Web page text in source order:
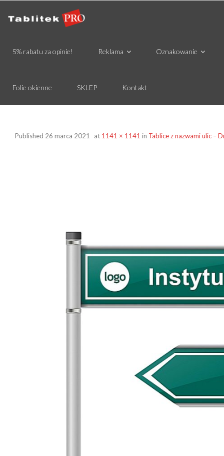
5% rabatu za opinie! Reklama Oznakowanie
Folie okienne SKLEP Kontakt
Published 26 marca 2021 at 1141 × 1141 in Tablice z nazwami ulic –